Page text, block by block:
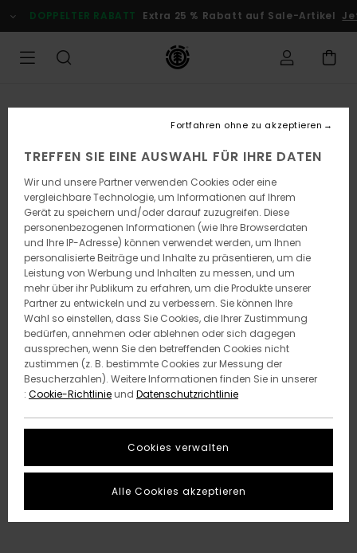
zur
Produktinformation
DOPPELTER RABATT Extra 25 % Rabatt auf Sale-Artikel
TREFFEN SIE EINE AUSWAHL FÜR IHRE DATEN
Wir und unsere Partner verwenden Cookies oder eine
vergleichbare Technologie, um Informationen auf Ihrem
Gerät zu speichern und/oder darauf zuzugreifen. Diese
personenbezogenen Informationen (wie Ihre Browserdaten
und Ihre IP-Adresse) können verwendet werden, um Ihnen
personalisierte Beiträge und Inhalte zu präsentieren, um die
Leistung von Werbung und Inhalten zu messen, und um
mehr über ihr Publikum zu erfahren, um die Produkte unserer
Partner zu entwickeln und zu verbessern. Sie können Ihre
Wahl so einstellen, dass Sie Cookies, die Ihrer Zustimmung
bedürfen, annehmen oder ablehnen oder sich dagegen
aussprechen, wenn Sie den betreffenden Cookies nicht
zustimmen (z. B. bestimmte Cookies zur Messung der
Besucherzahlen). Weitere Informationen finden Sie in unserer
: Cookie-Richtlinieund Datenschutzrichtlinie
Cookies verwalten
Fortfahren ohne zu akzeptieren
Alle Cookies akzeptieren